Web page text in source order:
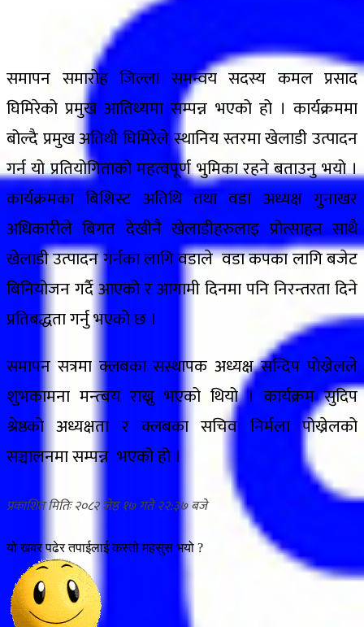
समापन समारोह जिल्ला समन्वय सदस्य कमल प्रसाद
घिमिरेको प्रमुख आतिथ्यमा सम्पन्न भएको हो । कार्यक्रममा
बोल्दै प्रमुख अतिथी घिमिरेले स्थानिय स्तरमा खेलाडी उत्पादन
गर्न यो प्रतियोगिताको महत्वपूर्ण भुमिका रहने बताउनु भयो ।
कार्यक्रमका बिशिस्ट अतिथि तथा वडा अध्यक्ष गुनाखर
अधिकारीले बिगत देखीनै खेलाडीहरुलाइ प्रोत्साहन साथै
खेलाडी उत्पादन गर्नका लागि वडाले वडा कपका लागि बजेट
बिनियोजन गर्दै आएको र आगामी दिनमा पनि निरन्तरता दिने
प्रतिबद्धता गर्नु भएको छ ।
समापन सत्रमा क्लबका सस्थापक अध्यक्ष सन्दिप पोख्रेलले
शुभकामना मन्त्बय राख्नु भएको थियो । कार्यक्रम सुदिप
श्रेष्ठको अध्यक्षता र क्लबका सचिव निर्मला पोख्रेलको
सञ्चालनमा सम्पन्न भएको हो ।
२०८२ जेष्ठ १७ गते २२:३७
यो खबर पढेर तपाईलाई कस्तो महसुस भयो ?